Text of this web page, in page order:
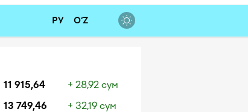
РУ O‘Z
11 915,64
+ 28,92 сум
13 749,46
+ 32,19 сум